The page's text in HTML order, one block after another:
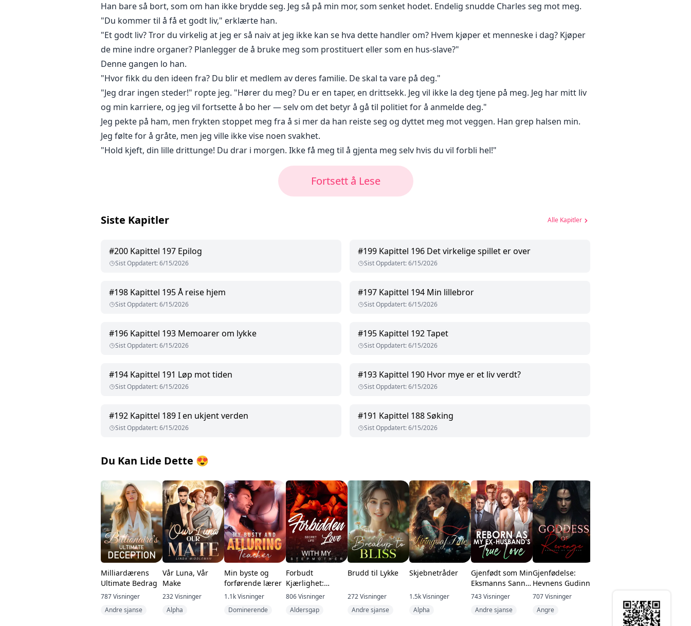
Han bare så bort, som om han ikke brydde seg. Jeg så på min mor, som senket hodet. Endelig snudde Charles seg mot meg.
"Du kommer til å få et godt liv," erklærte han.
"Et godt liv? Tror du virkelig at jeg er så naiv at jeg ikke kan se hva dette handler om? Hvem kjøper et menneske i dag? Kjøper
de mine indre organer? Planlegger de å bruke meg som prostituert eller som en hus-slave?"
Denne gangen lo han.
"Hvor fikk du den ideen fra? Du blir et medlem av deres familie. De skal ta vare på deg."
"Jeg drar ingen steder!" ropte jeg. "Hører du meg? Du er en taper, en drittsekk. Jeg vil ikke la deg tjene på meg. Jeg har mitt liv
og min karriere, og jeg vil fortsette å bo her — selv om det betyr å gå til politiet for å anmelde deg."
Jeg pekte på ham, men frykten stoppet meg fra å si mer da han reiste seg og dyttet meg mot veggen. Han grep halsen min.
Jeg følte for å gråte, men jeg ville ikke vise noen svakhet.
"Hold kjeft, din lille drittunge! Du drar i morgen. Ikke få meg til å gjenta meg selv hvis du vil forbli hel!"
Fortsett å Lese
Siste Kapitler Alle Kapitler
#200 Kapittel 197 Epilog
Sist Oppdatert:6/15/2026
#199 Kapittel 196 Det virkelige spillet er over
Sist Oppdatert:6/15/2026
#198 Kapittel 195 Å reise hjem
Sist Oppdatert:6/15/2026
#197 Kapittel 194 Min lillebror
Sist Oppdatert:6/15/2026
#196 Kapittel 193 Memoarer om lykke
Sist Oppdatert:6/15/2026
#195 Kapittel 192 Tapet
Sist Oppdatert:6/15/2026
#194 Kapittel 191 Løp mot tiden
Sist Oppdatert:6/15/2026
#193 Kapittel 190 Hvor mye er et liv verdt?
Sist Oppdatert:6/15/2026
#192 Kapittel 189 I en ukjent verden
Sist Oppdatert:6/15/2026
#191 Kapittel 188 Søking
Sist Oppdatert:6/15/2026
Du Kan Lide Dette 😍
Milliardærens
Ultimate Bedrag
787Visninger
Andre sjanse
Vår Luna, Vår
Make
232Visninger
Alpha
Min byste og
forførende lærer
1.1kVisninger
Dominerende
Forbudt
Kjærlighet:
Hemmelig Liv
806Visninger
Aldersgap
Brudd til Lykke
272Visninger
Andre sjanse
Skjebnetråder
1.5kVisninger
Alpha
Gjenfødt som Min
Eksmanns Sanne
Kjærlighet
743Visninger
Andre sjanse
Gjenfødelse:
Hevnens Gudinne
707Visninger
Angre